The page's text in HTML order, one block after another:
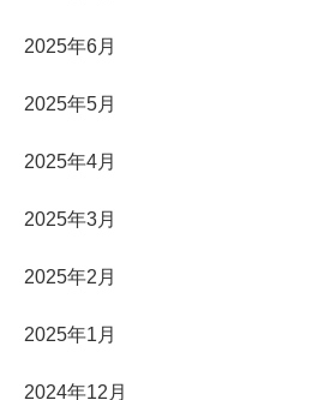
2025年6月
2025年5月
2025年4月
2025年3月
2025年2月
2025年1月
2024年12月